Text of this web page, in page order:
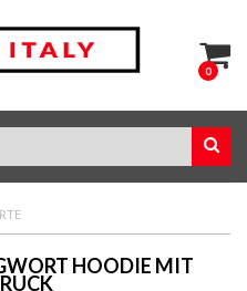
0
HOODIE MIT